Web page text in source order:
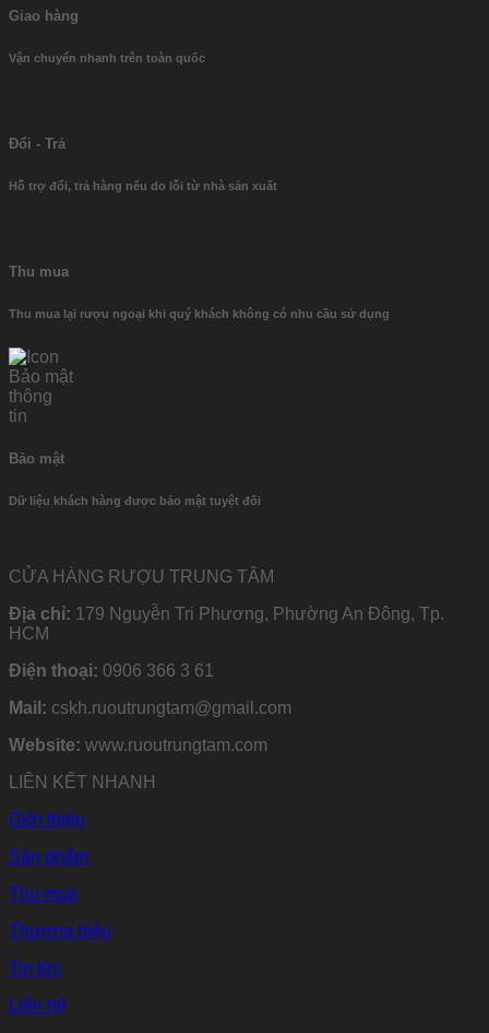
Giao hàng
Vận chuyển nhanh trên toàn quốc
Đổi - Trả
Hỗ trợ đổi, trả hàng nếu do lỗi từ nhà sản xuất
Thu mua
Thu mua lại rượu ngoại khi quý khách không có nhu cầu sử dụng
Bảo mật
Dữ liệu khách hàng được bảo mật tuyệt đối
CỬA HÀNG RƯỢU TRUNG TÂM
Địa chỉ: 179 Nguyễn Tri Phương, Phường An Đông, Tp.
HCM
Điện thoại: 0906 366 3 61
Mail: cskh.ruoutrungtam@gmail.com
Website: www.ruoutrungtam.com
LIÊN KẾT NHANH
Giới thiệu
Sản phẩm
Thu mua
Thương hiệu
Tin tức
Liên hệ